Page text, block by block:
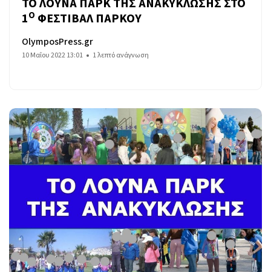
ΤΟ ΛΟΥΝΑ ΠΑΡΚ ΤΗΣ ΑΝΑΚΥΚΛΩΣΗΣ ΣΤΟ
1Ο ΦΕΣΤΙΒΑΛ ΠΑΡΚΟΥ
OlymposPress.gr
10 Μαΐου 2022 13:01 1 λεπτό ανάγνωση